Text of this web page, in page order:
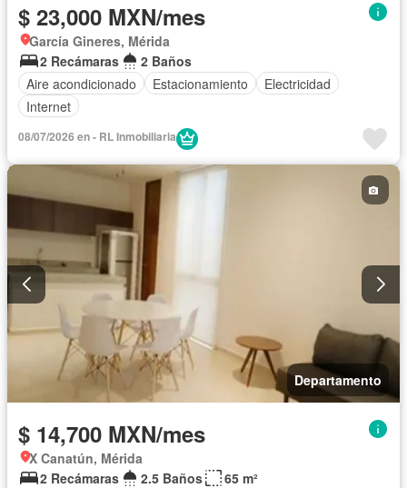
$ 23,000 MXN/mes
García Gineres, Mérida
2 Recámaras
2 Baños
Aire acondicionado
Estacionamiento
Electricidad
Internet
08/07/2026 en - RL Inmobiliaria
Departamento
$ 14,700 MXN/mes
X Canatún, Mérida
2 Recámaras
2.5 Baños
65 m²